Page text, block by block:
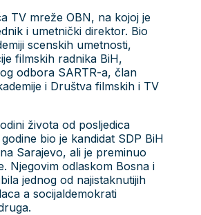
TV mreže OBN, na kojoj je
i umetnički direktor. Bio
scenskih umetnosti,
filmskih radnika BiH,
odbora SARTR-a, član
i Društva filmskih i TV
života od posljedica
bio je kandidat SDP BiH
Sarajevo, ali je preminuo
Njegovim odlaskom Bosna i
jednog od najistaknutijih
a socijaldemokrati